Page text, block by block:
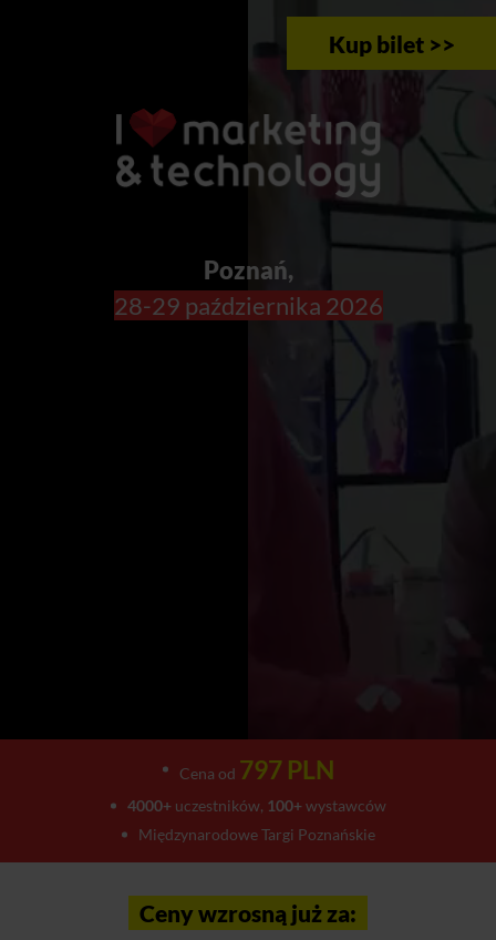
Kup bilet >>
Poznań,
28-29 października 2026
Cena od 797 PLN
4000+uczestników, 100+wystawców
Międzynarodowe Targi Poznańskie
Ceny wzrosną już za: